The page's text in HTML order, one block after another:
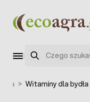
Szukaj
> Witaminy dla